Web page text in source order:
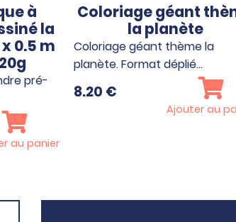
à
la
0.5 m
pré-
au panier
Coloriage géant
la planète
Coloriage géant thème la
planète. Format déplié…
8.20 €
Ajouter au